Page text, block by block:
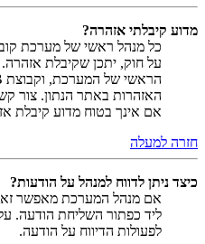
מדוע קיבלתי אזהרה?
כל מנהל ראשי של מערכת
על חוק, יתכן שקיבלת
האזהרות באתר הנתון. צור
אם אינך בטוח מדוע קיבלת
חזרה למעלה
כיצד ניתן לדווח למנהל על הודעות?
אם מנהל המערכת מאפשר
ליד כפתור השליחת הודעה.
לפעולות הדיווח על הודעה.